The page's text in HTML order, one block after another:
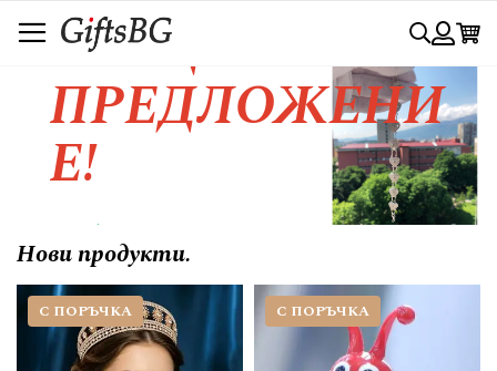
към
съдържанието
Търси
СПЕЦИАЛНО
ПРЕДЛОЖЕНИ
Е!
Любовта се изразява с красивия
жест.....
Нови продукти.
С ПОРЪЧКА С ПОРЪЧКА